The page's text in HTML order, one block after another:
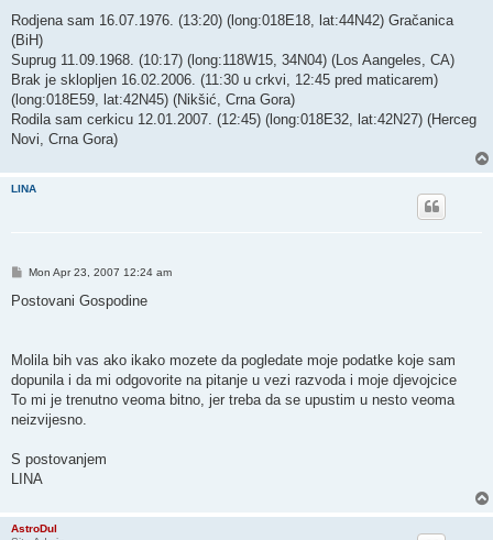
s
Rodjena sam 16.07.1976. (13:20) (long:018E18, lat:44N42) Gračanica
(BiH)
Suprug 11.09.1968. (10:17) (long:118W15, 34N04) (Los Aangeles, CA)
Brak je sklopljen 16.02.2006. (11:30 u crkvi, 12:45 pred maticarem)
(long:018E59, lat:42N45) (Nikšić, Crna Gora)
Rodila sam cerkicu 12.01.2007. (12:45) (long:018E32, lat:42N27) (Herceg
Novi, Crna Gora)
LINA
P
s
Mon Apr 23, 2007 12:24 am
Postovani Gospodine
Molila bih vas ako ikako mozete da pogledate moje podatke koje sam
dopunila i da mi odgovorite na pitanje u vezi razvoda i moje djevojcice
To mi je trenutno veoma bitno, jer treba da se upustim u nesto veoma
neizvijesno.
S postovanjem
LINA
AstroDul